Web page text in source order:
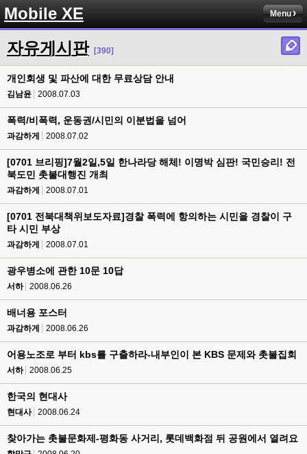
Mobile XE Menu
자유게시판 [390]
개인회생 및 파산에 대한 무료상담 안내
김남윤 2008.07.03
폭력/비폭력, 운동권/시민의 이분법을 넘어
과감하게 2008.07.02
[0701 브리핑]7월2일,5일 한나라당 해체! 이명박 심판! 국민승리! 전
북도민 촛불대행진 개최
과감하게 2008.07.01
[0701 전북대책위보도자료]경찰 폭력에 항의하는 시민을 경찰이 구
타 시민 부상
과감하게 2008.07.01
광우병소에 관한 10문 10답
서하 2008.06.26
배너용 포스터
과감하게 2008.06.26
어용노조로 부터 kbs를 구출하라-내부인이 본 KBS 문제와 촛불집회
서하 2008.06.25
한국의 현대사
현대사 2008.06.24
찾아가는 촛불문화제-평화동 사거리, 롯데백화점 뒤 공원에서 열려요